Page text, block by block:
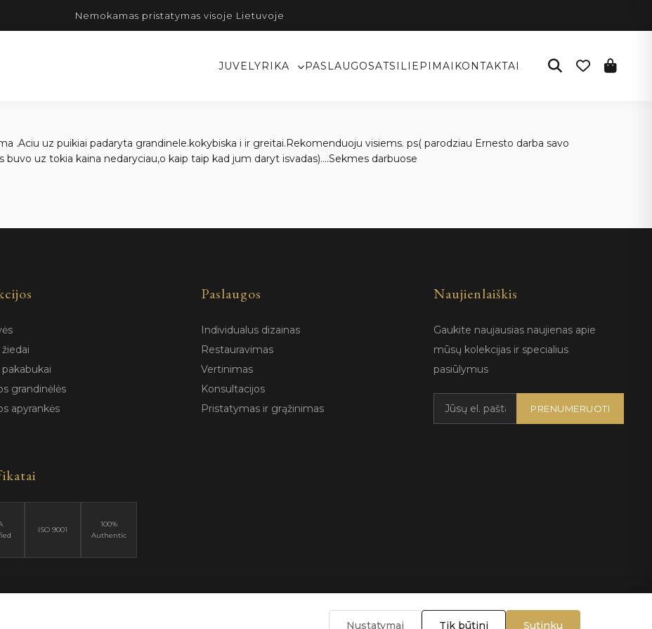
Nemokamas pristatymas visoje Lietuvoje
JUVELYRIKA PASLAUGOSATSILIEPIMAI KONTAKTAI
.Aciu uz puikiai padaryta grandinele.kokybiska i ir greitai.Rekomenduoju visiems. ps( parodziau Ernesto darba savo
uz tokia kaina nedaryciau,o kaip taip kad jum daryt isvadas)….Sekmes darbuose
grandinėlės
apyrankės
Paslaugos
Individualus dizainas
Restauravimas
Vertinimas
Konsultacijos
Pristatymas ir grąžinimas
Naujienlaiškis
Gaukite naujausias naujienas apie
mūsų kolekcijas ir specialius
pasiūlymus
PRENUMERUOTI
ISO 9001
100%
Authentic
Nustatymai Tik būtini Sutinku